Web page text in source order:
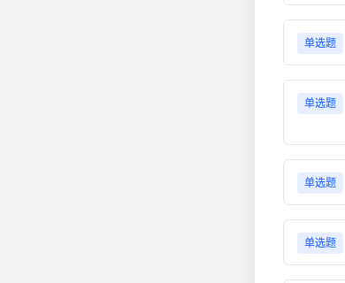
单选题
单选题
单选题
单选题